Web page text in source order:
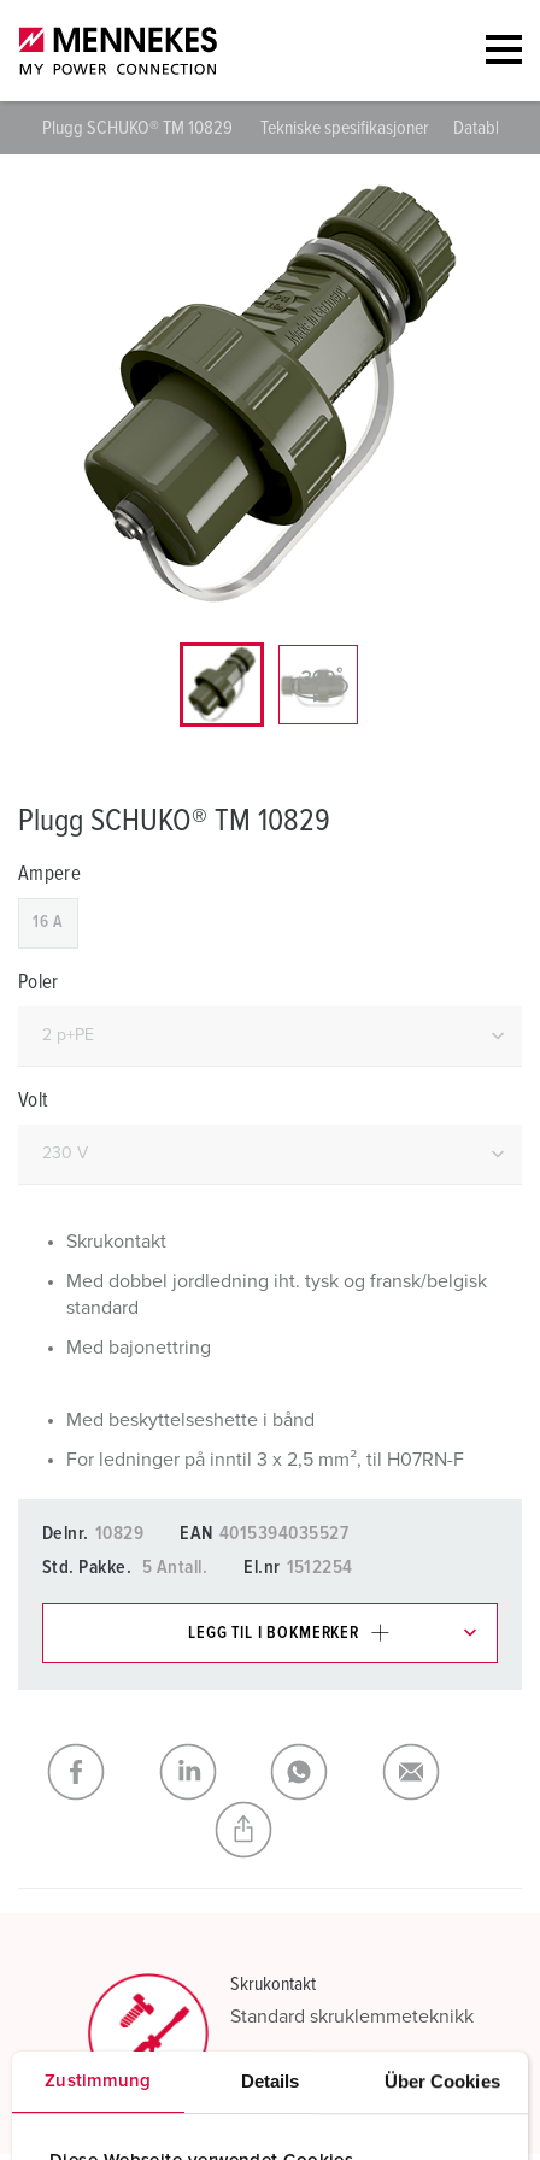
Zustimmung Details Über Cookies
Plugg SCHUKO® TM 10829 Tekniske spesifikasjoner Datablad
Plugg SCHUKO® TM 10829
Ampere
16 A
Poler
Volt
Skrukontakt
Med dobbel jordledning iht. tysk og fransk/belgisk
standard
Med bajonettring
Med beskyttelseshette i bånd
For ledninger på inntil 3 x 2,5 mm², til H07RN-F
Delnr. 10829 EAN 4015394035527
Std. Pakke.
5 Antall. El.nr 1512254
LEGG TIL I BOKMERKER
Min liste LEGG TIL
OPPRETT EN NY LISTE
Skrukontakt
Standard skruklemmeteknikk
Les mer